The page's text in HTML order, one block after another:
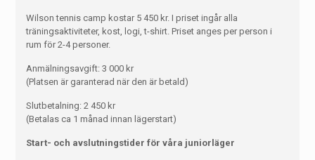
Wilson tennis camp kostar 5 450 kr. I priset ingår alla
träningsaktiviteter, kost, logi, t-shirt. Priset anges per person i
rum för 2-4 personer.
Anmälningsavgift: 3 000 kr
(Platsen är garanterad när den är betald)
Slutbetalning: 2 450 kr
(Betalas ca 1 månad innan lägerstart)
Start- och avslutningstider för våra juniorläger